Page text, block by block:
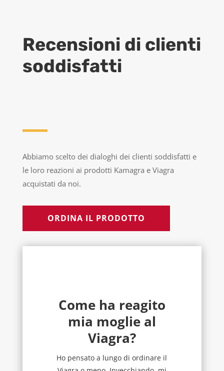
Recensioni di clienti
soddisfatti
Abbiamo scelto dei dialoghi dei clienti soddisfatti e
le loro reazioni ai prodotti Kamagra e Viagra
acquistati da noi.
ORDINA IL PRODOTTO
Come ha reagito
mia moglie al
Viagra?
Ho pensato a lungo di ordinare il